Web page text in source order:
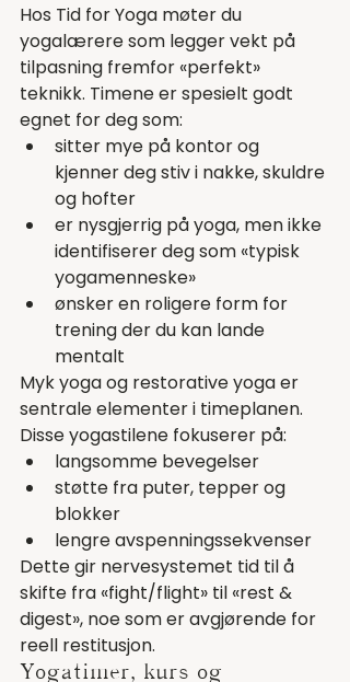
Hos Tid for Yoga møter du
yogalærere som legger vekt på
tilpasning fremfor «perfekt»
teknikk. Timene er spesielt godt
egnet for deg som:
sitter mye på kontor og
kjenner deg stiv i nakke, skuldre
og hofter
er nysgjerrig på yoga, men ikke
identifiserer deg som «typisk
yogamenneske»
ønsker en roligere form for
trening der du kan lande
mentalt
Myk yoga og restorative yoga er
sentrale elementer i timeplanen.
Disse yogastilene fokuserer på:
langsomme bevegelser
støtte fra puter, tepper og
blokker
lengre avspenningssekvenser
Dette gir nervesystemet tid til å
skifte fra «fight/flight» til «rest &
digest», noe som er avgjørende for
reell restitusjon.
Yogatimer, kurs og